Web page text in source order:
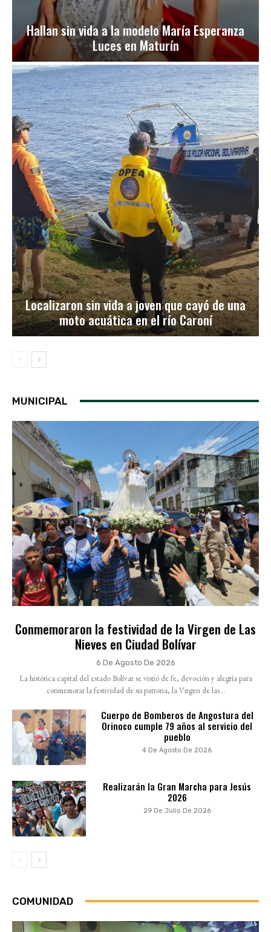
Hallan sin vida a la modelo María Esperanza
Luces en Maturín
Localizaron sin vida a joven que cayó de una
moto acuática en el río Caroní
MUNICIPAL
Conmemoraron la festividad de la Virgen de Las
Nieves en Ciudad Bolívar
6 De Agosto De 2026
La histórica capital del estado Bolívar se vistió de fe, devoción y alegría para
conmemorar la festividad de su patrona, la Virgen de las...
Cuerpo de Bomberos de Angostura del
Orinoco cumple 79 años al servicio del
pueblo
4 De Agosto De 2026
Realizarán la Gran Marcha para Jesús
2026
29 De Julio De 2026
COMUNIDAD